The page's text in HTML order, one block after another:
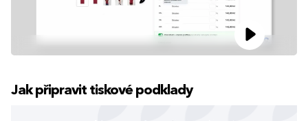
Jak připravit tiskové podklady